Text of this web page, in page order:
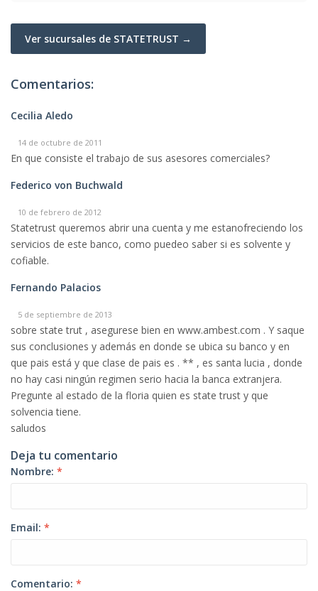
Ver sucursales de STATETRUST →
Comentarios:
Cecilia Aledo
14 de octubre de 2011
En que consiste el trabajo de sus asesores comerciales?
Federico von Buchwald
10 de febrero de 2012
Statetrust queremos abrir una cuenta y me estanofreciendo los
servicios de este banco, como puedeo saber si es solvente y
cofiable.
Fernando Palacios
5 de septiembre de 2013
sobre state trut , asegurese bien en www.ambest.com . Y saque
sus conclusiones y además en donde se ubica su banco y en
que pais está y que clase de pais es . ** , es santa lucia , donde
no hay casi ningún regimen serio hacia la banca extranjera.
Pregunte al estado de la floria quien es state trust y que
solvencia tiene.
saludos
Deja tu comentario
Nombre: *
Email: *
Comentario: *